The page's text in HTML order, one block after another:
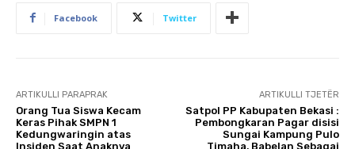
Facebook Twitter
ARTIKULLI PARAPRAK
Orang Tua Siswa Kecam
Keras Pihak SMPN 1
Kedungwaringin atas
Insiden Saat Anaknya
ARTIKULLI TJETËR
Satpol PP Kabupaten Bekasi :
Pembongkaran Pagar disisi
Sungai Kampung Pulo
Timaha, Babelan Sebagai